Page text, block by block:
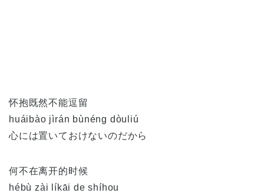
怀抱既然不能逗留
huáibào jìrán bùnéng dòuliú
心には置いておけないのだから
何不在离开的时候
hébù zài líkāi de shíhou